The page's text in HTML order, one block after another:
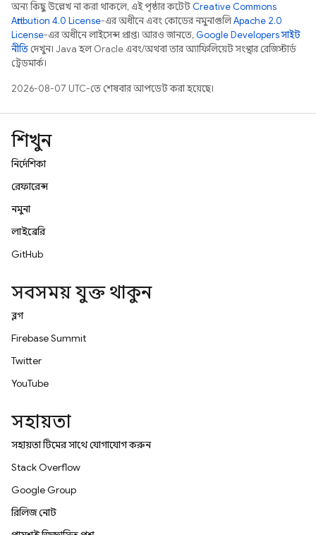
অন্য কিছু উল্লেখ না করা থাকলে, এই পৃষ্ঠার কন্টেন্টCreative Commons
Attribution 4.0 License-এর অধীনে এবং কোডের নমুনাগুলিApache 2.0
License-এর অধীনে লাইসেন্স প্রাপ্ত। আরও জানতে,Google Developers সাইট
নীতি দেখুন। Java হল Oracle এবং/অথবা তার অ্যাফিলিয়েট সংস্থার রেজিস্টার্ড
ট্রেডমার্ক।
2026-08-07 UTC-তে শেষবার আপডেট করা হয়েছে।
শিখুন
নির্দেশিকা
রেফারেন্স
নমুনা
লাইব্রেরি
GitHub
সবসময় যুক্ত থাকুন
ব্লগ
Firebase Summit
Twitter
YouTube
সহায়তা
সহায়তা টিমের সাথে যোগাযোগ করুন
Stack Overflow
Google Group
রিলিজ নোট